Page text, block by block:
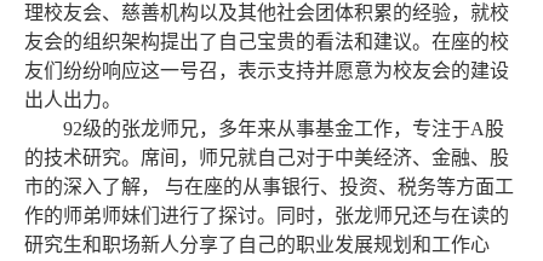
理校友会、 慈善机构以及其他社会团体积累的经验，就校
友会的组织架构提出了自己宝贵的看法和建议。在座的校
友们纷纷响应这一号召，表示支持并愿意为校友会的建设
出人出力。
92级的张龙师兄，多年来从事基金工作，专注于A股
的技术研究。席间，师兄就自己对于中美经济、金融、股
市的深入了解， 与在座的从事银行、投资、税务等方面工
作的师弟师妹们进行了探讨。同时，张龙师兄还与在读的
研究生和职场新人分享了自己的职业发展规划和工作心